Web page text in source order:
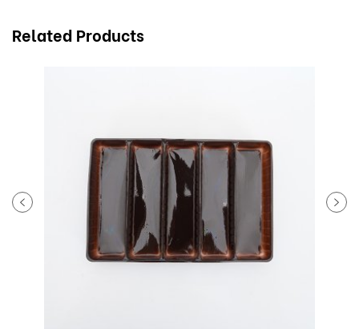
Related Products